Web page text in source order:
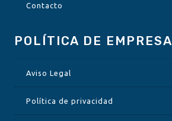
Contacto
POLÍTICA DE EMPRESA
Aviso Legal
Política de privacidad